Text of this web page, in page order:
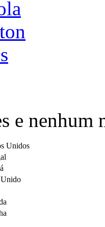
e nenhum
Unidos